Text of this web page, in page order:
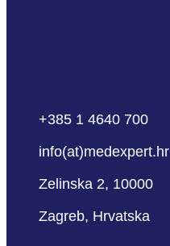
+385 1 4640 700
info(at)medexpert.hr
Zelinska 2, 10000
Zagreb, Hrvatska